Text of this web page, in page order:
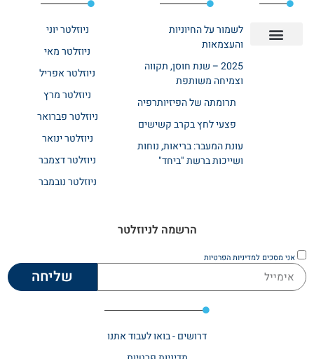
לשמור על החיוניות
והעצמאות
2025 – שנת חוסן, תקווה
וצמיחה משותפת
תרומתה של הפיזיותרפיה
פצעי לחץ בקרב קשישים
עונת המעבר: בריאות, נוחות
ושייכות ברשת "ביחד"
ניוזלטר יוני
ניוזלטר מאי
ניוזלטר אפריל
ניוזלטר מרץ
ניוזלטר פברואר
ניוזלטר ינואר
ניוזלטר דצמבר
ניוזלטר נובמבר
הרשמה לניוזלטר
אני מסכים למדיניות הפרטיות
שליחה
דרושים - בואו לעבוד אתנו